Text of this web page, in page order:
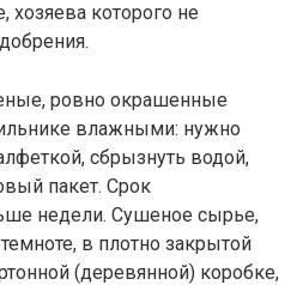
хозяева которого не
ровно окрашенные
влажными: нужно
сбрызнуть водой,
пакет. Срок
недели. Сушеное сырье,
в плотно закрытой
(деревянной) коробке,